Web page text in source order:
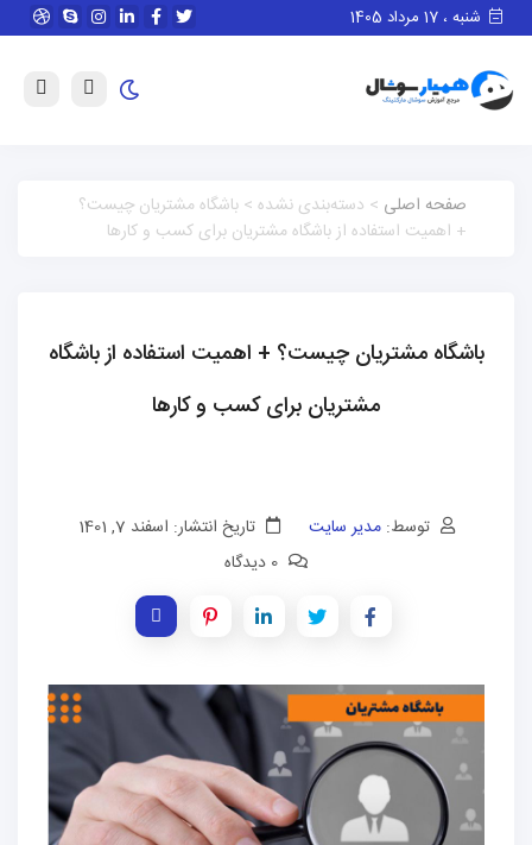
شنبه ، 17 مرداد 1405
صفحه اصلی > دسته‌بندی نشده > باشگاه مشتریان چیست؟
+ اهمیت استفاده از باشگاه مشتریان برای کسب و کارها
باشگاه مشتریان چیست؟ + اهمیت استفاده از باشگاه
مشتریان برای کسب و کارها
توسط:مدیر سایت
تاریخ انتشار: اسفند 7, 1401